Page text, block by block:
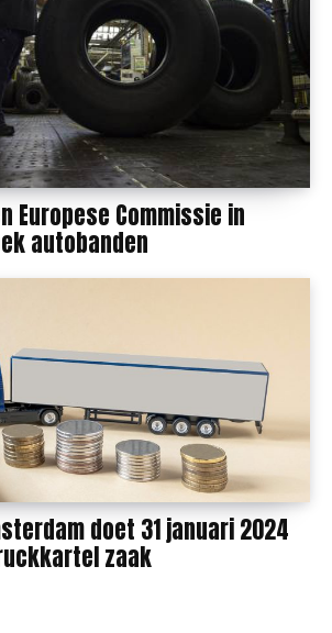
Europese Commissie in
autobanden
doet 31 januari 2024
zaak